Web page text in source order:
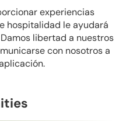
experiencias
hospitalidad le ayudará
libertad a nuestros
con nosotros a